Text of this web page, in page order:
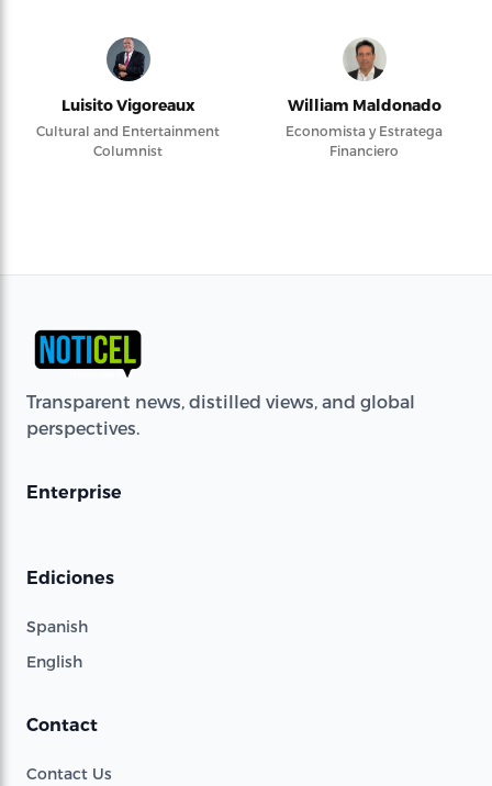
Luisito Vigoreaux
Cultural and Entertainment
Columnist
William Maldonado
Economista y Estratega
Financiero
Transparent news, distilled views, and global
perspectives.
Enterprise
Ediciones
Spanish
English
Contact
Contact Us